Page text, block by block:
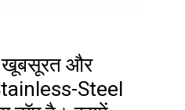
खूबसूरत और
Steel